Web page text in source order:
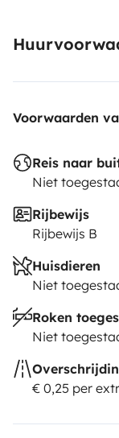
Voorwaarden
Reis naar
Niet
Rijbewijs
Rijbewijs B
Huisdieren
Niet
Roken
Niet
€ 0,25 per